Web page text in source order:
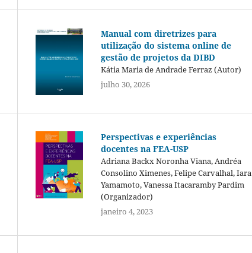
Manual com diretrizes para
utilização do sistema online de
gestão de projetos da DIBD
Kátia Maria de Andrade Ferraz (Autor)
julho 30, 2026
Perspectivas e experiências
docentes na FEA-USP
Adriana Backx Noronha Viana, Andréa
Consolino Ximenes, Felipe Carvalhal, Iara
Yamamoto, Vanessa Itacaramby Pardim
(Organizador)
janeiro 4, 2023